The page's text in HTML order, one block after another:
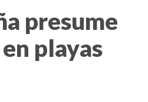
presume
playas